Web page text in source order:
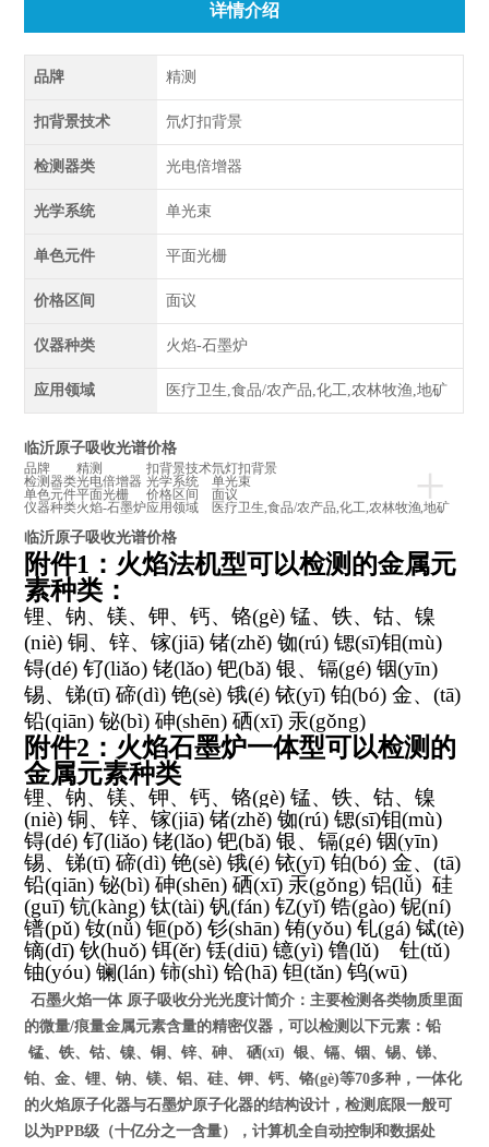
详情介绍
品牌 精测
扣背景技术 氘灯扣背景
检测器类 光电倍增器
光学系统 单光束
单色元件 平面光栅
价格区间 面议
仪器种类 火焰-石墨炉
应用领域 医疗卫生,食品/农产品,化工,农林牧渔,地矿
临沂原子吸收光谱价格
+
品牌 精测 扣背景技术氘灯扣背景
检测器类光电倍增器 光学系统 单光束
单色元件平面光栅 价格区间 面议
仪器种类火焰-石墨炉应用领域 医疗卫生,食品/农产品,化工,农林牧渔,地矿
临沂原子吸收光谱价格
附件1 ：火焰法机型可以检测的金属元
素种类：
锂、钠、镁、钾、钙、铬(gè)锰、铁、钴、镍
(niè)铜、锌、镓(jiā)锗(zhě)铷(rú)锶(sī)钼(mù)
锝(dé)钌(liǎo)铑(lǎo)钯(bǎ)银、镉(gé)铟(yīn)
锡、锑(tī)碲(dì)铯(sè)锇(é)铱(yī)铂(bó)金、(tā)
铅(qiān)铋(bì)砷(shēn)硒(xī) 汞(gǒng)
附件2 ：火焰石墨炉一体型可以检测的
金属元素种类
锂、钠、镁、钾、钙、铬(gè)锰、铁、钴、镍
(niè)铜、锌、镓(jiā)锗(zhě)铷(rú)锶(sī)钼(mù)
锝(dé)钌(liǎo)铑(lǎo)钯(bǎ)银、镉(gé)铟(yīn)
锡、锑(tī)碲(dì)铯(sè)锇(é)铱(yī)铂(bó)金、(tā)
铅(qiān)铋(bì)砷(shēn)硒(xī) 汞(gǒng)铝(lǚ)硅
(guī)钪(kàng)钛(tài)钒(fán)钇(yǐ)锆(gào)铌(ní)
镨(pǔ)钕(nǚ)钷(pǒ)钐(shān)铕(yǒu)钆(gá)铽(tè)
镝(dī)钬(huǒ)铒(ěr)铥(diū)镱(yì)镥(lǔ) 钍(tǔ)
铀(yóu)镧(lán)铈(shì)铪(hā)钽(tǎn)钨(wū)
石墨火焰一体 原子吸收分光光度计简介：主要检测各类物质里面
的微量/痕量金属元素含量的精密仪器，可以检测以下元素：铅
锰、铁、钴、镍、铜、锌、砷、
硒(xī)银、镉、铟、锡、锑、
铂、金、锂、钠、镁、铝、硅、钾、钙、铬(gè)等70多种，一体化
的火焰原子化器与石墨炉原子化器的结构设计，检测底限一般可
以为PPB级（十亿分之一含量），计算机全自动控制和数据处